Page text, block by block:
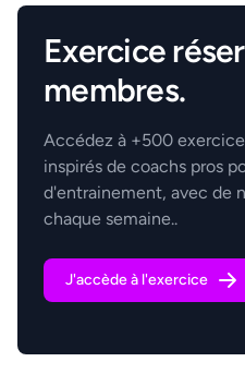
Exercice
membres.
Accédez à +500
inspirés de coachs pros
d'entrainement, avec de
chaque semaine..
J'accède à l'exercice